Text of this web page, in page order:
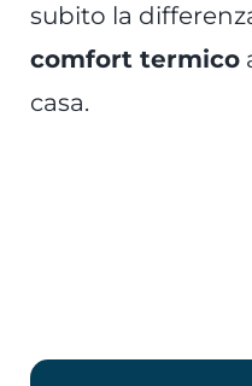
subito la
comfort termico
casa.